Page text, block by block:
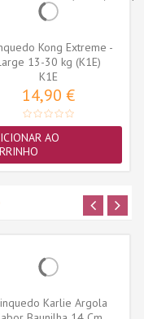
Kong Extreme -
13-30 kg (K1E)
K1E
14,90 €
AO
Karlie Argola